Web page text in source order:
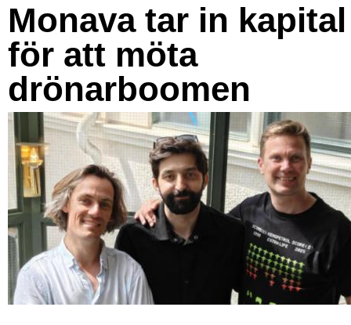
Monava tar in kapital
för att möta
drönarboomen